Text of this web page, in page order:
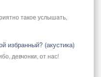
такое услышать,
избранный? (акустика)
девчонки, от нас!